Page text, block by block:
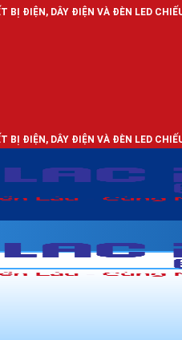
VÀ ĐÈN LED CHIẾU SÁNG
VÀ ĐÈN LED CHIẾU SÁNG